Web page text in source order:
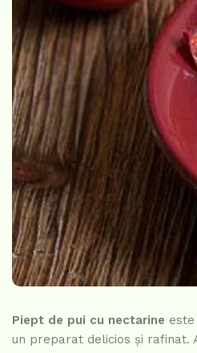
Piept de pui cu nectarine
un preparat delicios și rafinat.